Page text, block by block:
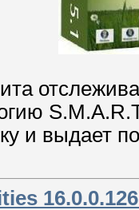
и выдает